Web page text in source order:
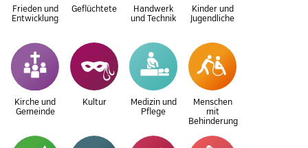
Frieden und
Entwicklung
Geflüchtete
Handwerk
und Technik
Kinder und
Jugendliche
Kirche und
Gemeinde
Kultur
Medizin und
Pflege
Menschen
mit
Behinderung